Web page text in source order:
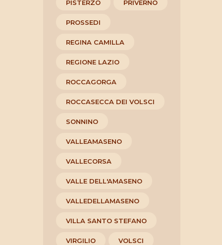
PISTERZO PRIVERNO
PROSSEDI
REGINA CAMILLA
REGIONE LAZIO
ROCCAGORGA
ROCCASECCA DEI VOLSCI
SONNINO
VALLEAMASENO
VALLECORSA
VALLE DELL'AMASENO
VALLEDELLAMASENO
VILLA SANTO STEFANO
VIRGILIO VOLSCI